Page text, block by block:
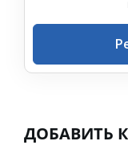
ДОБАВИТЬ